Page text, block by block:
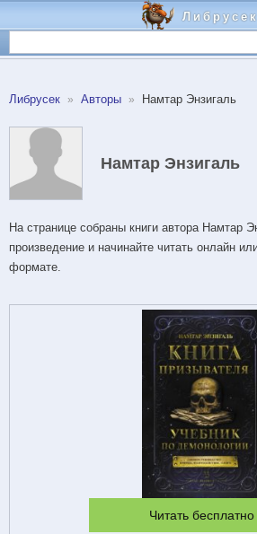
Либрусек
Либрусек Авторы Намтар Энзигаль
Намтар Энзигаль
На странице собраны книги автора Намтар
произведение и начинайте читать онлайн
формате.
Читать бесплатно